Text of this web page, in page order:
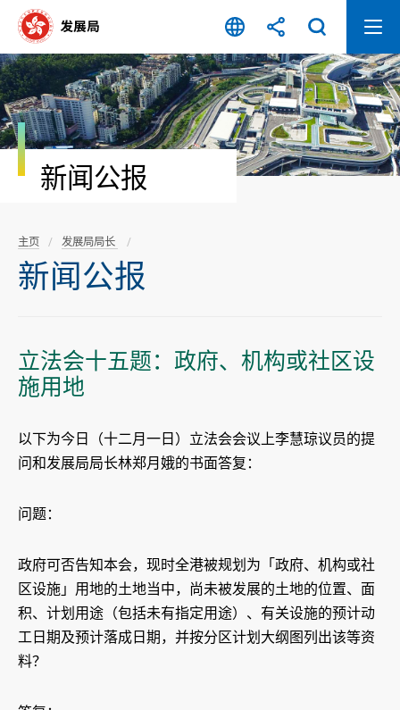
容
开
始
新闻公报
主页 发展局局长
新闻公报
立法会十五题：政府、机构或社区设
施用地
以下为今日（十二月一日）立法会会议上李慧琼议员的提
问和发展局局长林郑月娥的书面答复：
问题：
政府可否告知本会，现时全港被规划为「政府、机构或社
区设施」用地的土地当中，尚未被发展的土地的位置、面
积、计划用途（包括未有指定用途）、有关设施的预计动
工日期及预计落成日期，并按分区计划大纲图列出该等资
料？